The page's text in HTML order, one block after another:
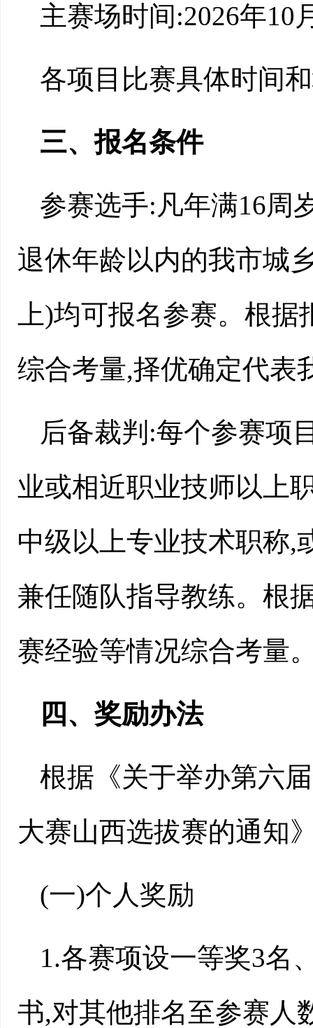
主赛场时间:2026年10
各项目比赛具体时间
三、报名条件
参赛选手: 凡年满16周
退休年龄以内的我市城
上)均可报名参赛。根
综合考量,择优确定代表
后备裁判:每个参赛项
业或相近职业技师以上
中级以上专业技术职称,
兼任随队指导教练。根
赛经验等情况综合考量
四、奖励办法
根据《关于举办第六
大赛山西选拔赛的通知
(一)个人奖励
1.各赛项设一等奖3名
书,对其他排名至参赛人